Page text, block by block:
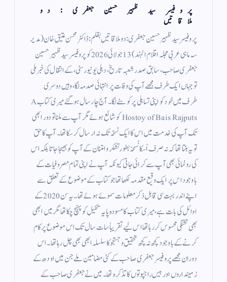
پروفیسر سید ظہیر حسین جعفری : دو
ملاقاتیں
پروفیسر سید ظہیر حسین جعفری: دو ملاقاتیں بقلم: ڈاکٹر محسن عتیق خان (مدیر
سہ ماہی عربی مجلہ اقلام الہند) 13 جولائی 2026 کو پروفیسر سید ظہیر حسین
جعفری صاحب، سابق صدر شعبہ تاریخ، دہلی یونیورسٹی، کے انتقال کی خبر ملی
تو جہاں ایک طرف مجھے آپ کی وفات پر انتہائی صدمہ لگا، وہیں دوسری
طرف میں خود کو اپنی تساہلی پر کوسنے لگا۔ آج چار سال ہو گئے میری کتاب A
Hostoy of Bais Rajputs کو شائع ہوئے مگر آپ سے ملنا تو دور ابھی
تک آپ کی خدمت میں اس کا ایک نسخہ تک نہ ارسال کر سکا تھا۔ آپ کا حق
تو یہ بنتا تھا کہ نہ صرف اُسکا نُسخہ بطور تشکر و امتنان کے آپ کو بھیجا جاتا بلکہ اس
کی رونمائی بھی آپ سے کرائی جاتی کیونکہ آپ نے اپنی تمام مصروفیات کے
باوجود اس پر ایک وقیع مقدمہ لکھا تھا جو کتاب کے موضوع کے تعلق سے
اپنے اندر بہت سی قابل ذکر معلومات سموئے ہوئے تھا۔ یہ سن 2020 کے
اوائل کی بات ہے، میری کتاب کا مسودہ پایہ تکمیل کو پہنچ چکا تھا مگر میں ابھی
بھی تشنگی محسوس کر رہا تھا اس لیے تقریباً سات سال تک اس موضوع پر کام
کرنے کے باوجود کچھ نہ کچھ تحقیق و جستجو کا سلسلہ ابھی بھی چل رہا تھا۔ اس
دوران مجھے پروفیسر جعفری صاحب کے کئی مضامين ملے جن میں اودھ کے
زمینداروں اور بیس راجپوتوں کا تذکرہ تھا۔ میں نے جعفری صاحب کے